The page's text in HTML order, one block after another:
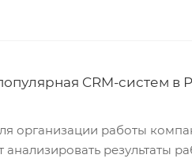
CRM-систем
организации работы
результаты